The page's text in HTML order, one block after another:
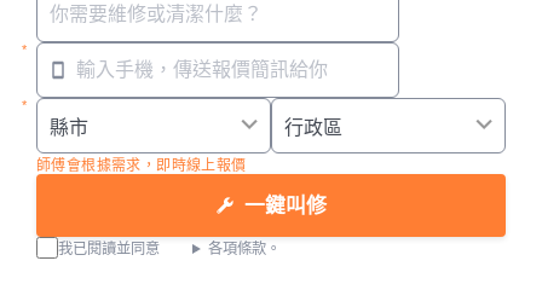
師傅會根據需求，即時線上報價
一鍵叫修
我已閱讀並同意 各項條款。